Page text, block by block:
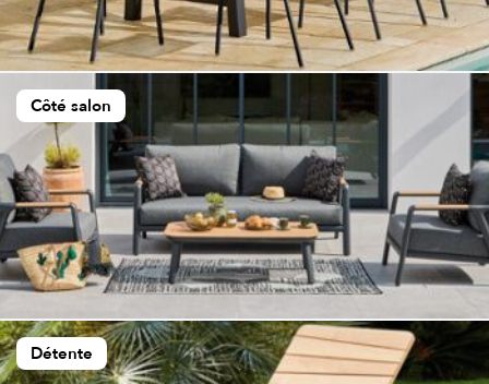
Côté salon
Détente